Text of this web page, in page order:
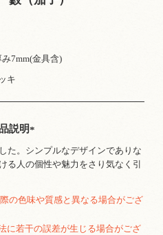
7mm(金具含)
キ
説明
た。シンプルなデザインでありな
る人の個性や魅力をさり気なく引
の色味や質感と異なる場合がござ
に若干の誤差が生じる場合がござ